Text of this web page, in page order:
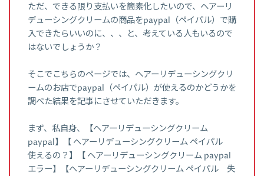
ただ、できる限り支払いを簡素化したいので、ヘアーリ
デューシングクリームの商品をpaypal（ペイパル）で購
入できたらいいのに、、、と、考えている人もいるので
はないでしょうか？
そこでこちらのページでは、ヘアーリデューシングクリ
ームのお店でpaypal（ペイパル）が使えるのかどうかを
調べた結果を記事にさせていただきます。
まず、私自身、【ヘアーリデューシングクリーム
paypal】【 ヘアーリデューシングクリーム ペイパル
使えるの？】【 ヘアーリデューシングクリーム paypal
エラー】【ヘアーリデューシングクリーム ペイパル 失